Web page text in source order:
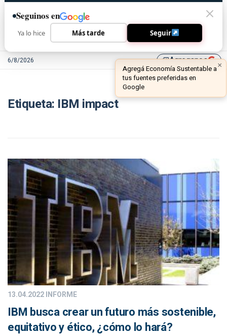
6/8/2026 library_addAgreganos ×
Agregá Economía Sustentable a
tus fuentes preferidas en
Google
Etiqueta: IBM impact
13.04.2022INFORME
IBM busca crear un futuro más sostenible,
equitativo y ético, ¿cómo lo hará?
Seguinos en
Ya lo hice Más tarde Seguir